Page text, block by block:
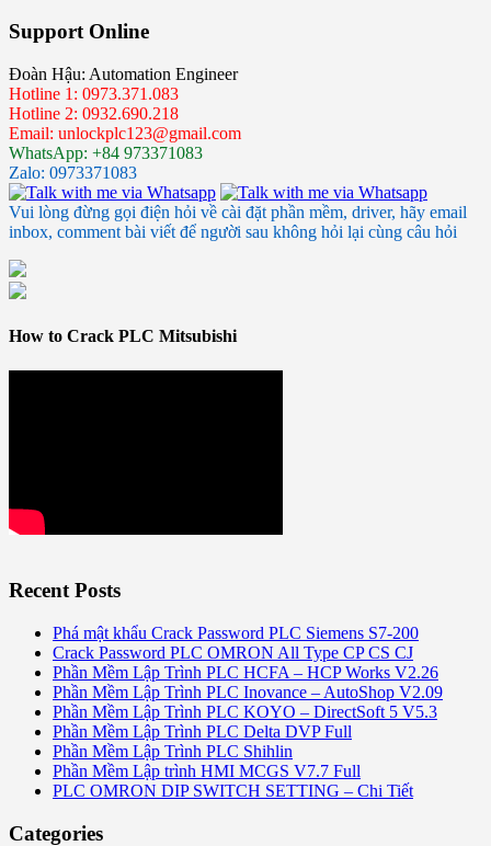
Support Online
Đoàn Hậu: Automation Engineer
Hotline 1: 0973.371.083
Hotline 2: 0932.690.218
Email: unlockplc123@gmail.com
WhatsApp: +84 973371083
Zalo: 0973371083
Vui lòng đừng gọi điện hỏi về cài đặt phần mềm, driver, hãy email
inbox, comment bài viết để người sau không hỏi lại cùng câu hỏi
How to Crack PLC Mitsubishi
Recent Posts
Phá mật khẩu Crack Password PLC Siemens S7-200
Crack Password PLC OMRON All Type CP CS CJ
Phần Mềm Lập Trình PLC HCFA – HCP Works V2.26
Phần Mềm Lập Trình PLC Inovance – AutoShop V2.09
Phần Mềm Lập Trình PLC KOYO – DirectSoft 5 V5.3
Phần Mềm Lập Trình PLC Delta DVP Full
Phần Mềm Lập Trình PLC Shihlin
Phần Mềm Lập trình HMI MCGS V7.7 Full
PLC OMRON DIP SWITCH SETTING – Chi Tiết
Categories